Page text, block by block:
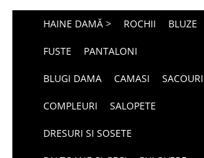
HAINE DAMĂ > ROCHII BLUZE
FUSTE PANTALONI
BLUGI DAMA CAMASI SACOURI
COMPLEURI SALOPETE
DRESURI SI SOSETE